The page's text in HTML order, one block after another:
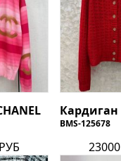
Кардиган
BMS-125678